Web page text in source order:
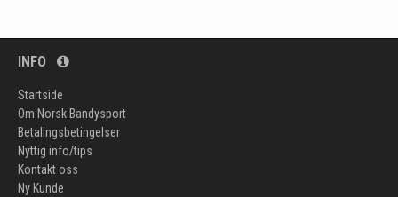
INFO
Startside
Om Norsk Bandysport
Betalingsbetingelser
Nyttig info/tips
Kontakt oss
Ny Kunde